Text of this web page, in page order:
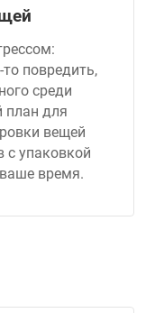
повредить,
среди
план для
вещей
с упаковкой
время.